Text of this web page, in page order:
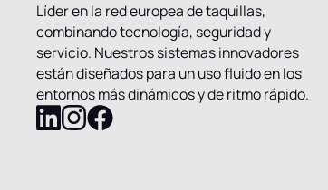
Líder en la red europea de taquillas,
combinando tecnología, seguridad y
servicio. Nuestros sistemas innovadores
están diseñados para un uso fluido en los
entornos más dinámicos y de ritmo rápido.
SigueSigueSigue